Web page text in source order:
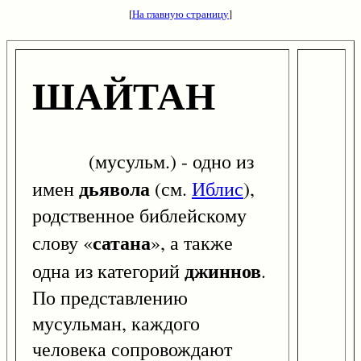
[На главную страницу]
ШАЙТАН
(мусульм.) - одно из
имендьявола (см. Иблис),
родственное библейскому
слову «сатана», а также
одна из категорийджиннов.
По представлению
мусульман, каждого
человека сопровождают